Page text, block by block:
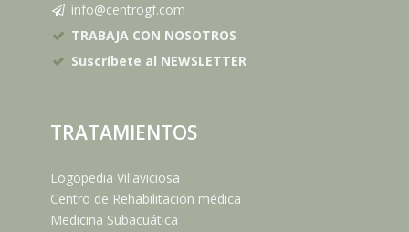
info@centrogf.com
TRABAJA CON NOSOTROS
Suscríbete al NEWSLETTER
TRATAMIENTOS
Logopedia Villaviciosa
Centro de Rehabilitación médica
Medicina Subacuática